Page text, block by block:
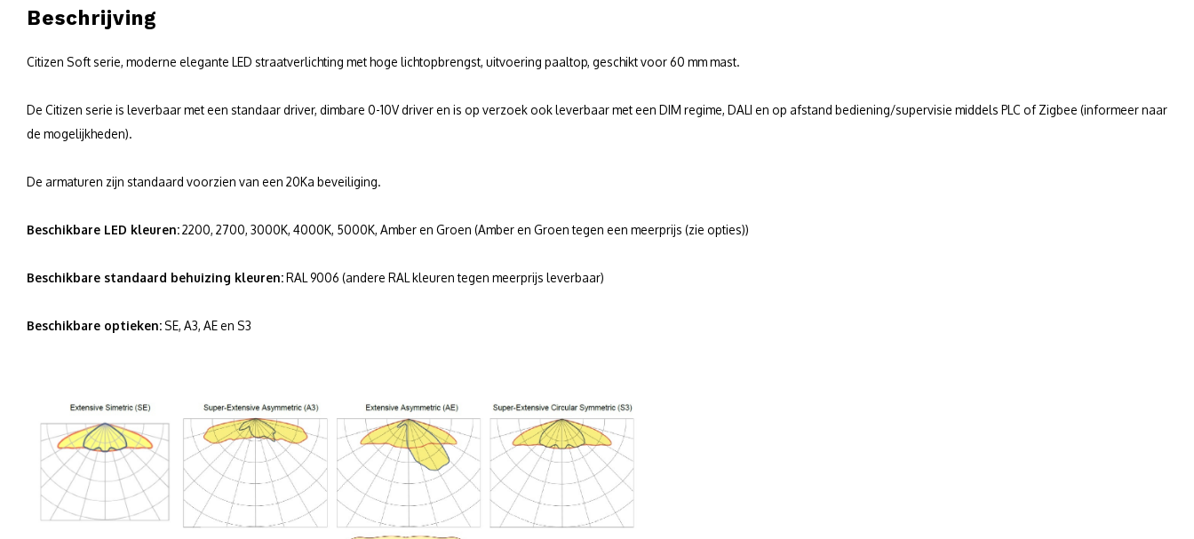
Beschrijving
Citizen Soft serie, moderne elegante LED straatverlichting met hoge lichtopbrengst, uitvoering paaltop, geschikt voor 60 mm mast.
De Citizen serie is leverbaar met een standaar driver, dimbare 0-10V driver en is op verzoek ook leverbaar met een DIM regime, DALI en op afstand bediening/supervisie middels PLC of Zigbee (informeer naar
de mogelijkheden).
De armaturen zijn standaard voorzien van een 20Ka beveiliging.
Beschikbare LED kleuren:2200, 2700, 3000K, 4000K, 5000K, Amber en Groen (Amber en Groen tegen een meerprijs (zie opties))
Beschikbare standaard behuizing kleuren:RAL 9006 (andere RAL kleuren tegen meerprijs leverbaar)
Beschikbare optieken: SE, A3, AE en S3